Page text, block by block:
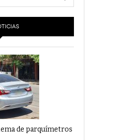
Por PC29
De Tiempo Por Falta De
PC29- 17 mayo, 2021
Sus Formas Y Efectos’ Por
2021
de parquímetros